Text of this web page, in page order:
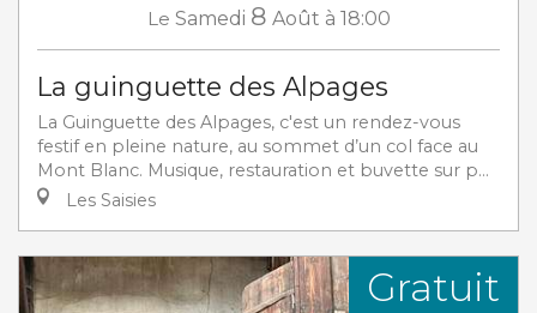
Le Samedi 8 Août à 18:00
La guinguette des Alpages
La Guinguette des Alpages, c'est un rendez-vous
festif en pleine nature, au sommet d’un col face au
Mont Blanc. Musique, restauration et buvette sur p...
Les Saisies
Gratuit